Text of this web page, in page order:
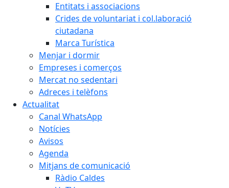
Entitats i associacions
Crides de voluntariat i col.laboració
ciutadana
Marca Turística
Menjar i dormir
Empreses i comerços
Mercat no sedentari
Adreces i telèfons
Actualitat
Canal WhatsApp
Notícies
Avisos
Agenda
Mitjans de comunicació
Ràdio Caldes